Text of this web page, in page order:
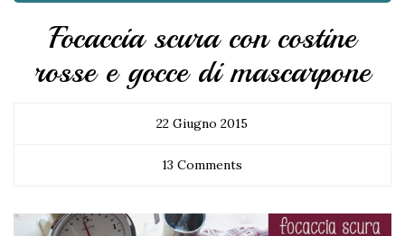
Focaccia scura con costine
rosse e gocce di mascarpone
22 Giugno 2015
13 Comments